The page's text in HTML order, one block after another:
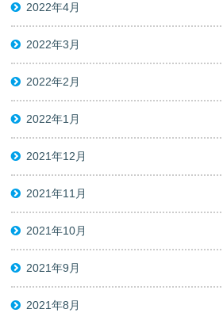
2022年4月
2022年3月
2022年2月
2022年1月
2021年12月
2021年11月
2021年10月
2021年9月
2021年8月